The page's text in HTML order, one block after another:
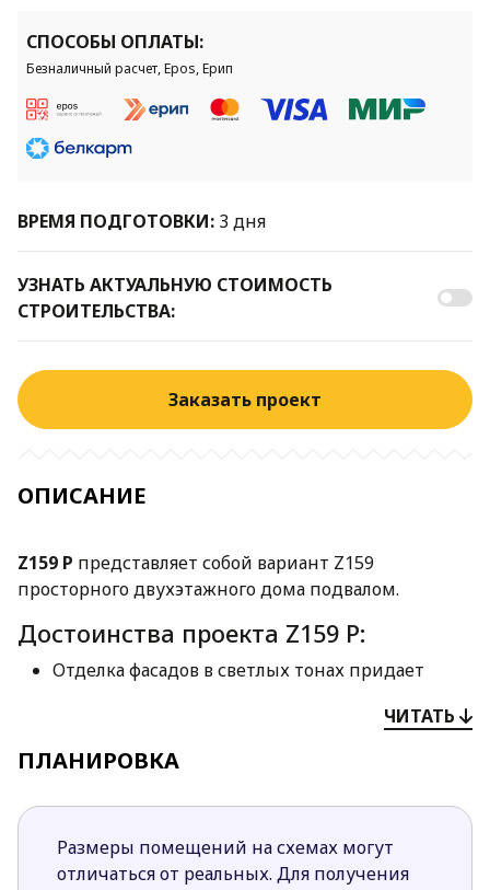
СПОСОБЫ ОПЛАТЫ:
Безналичный расчет, Epos, Ерип
ВРЕМЯ ПОДГОТОВКИ: 3 дня
УЗНАТЬ АКТУАЛЬНУЮ СТОИМОСТЬ
СТРОИТЕЛЬСТВА:
Заказать проект
ОПИСАНИЕ
Z159 P представляет собой вариант Z159
просторного двухэтажного дома подвалом.
Достоинства проекта Z159 P:
Отделка фасадов в светлых тонах придает
Планировка подразумевает четкое разделение
пространства на зоны по их функциональному
назначению.
Первый этаж представлен просторной
освещением и ночной зоной с 2 комнатами и
ванной.
ЧИТАТЬ
ПЛАНИРОВКА
Размеры помещений на схемах могут
отличаться от реальных. Для получения